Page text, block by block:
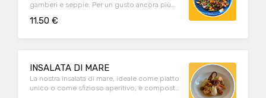
gamberi e seppie. Per un gusto ancora più
carote, fagiolini, zucchine, piselli, lenticchie
11.50 €
INSALATA DI MARE
La nostra insalata di mare, ideale come piatto
unico o come sfizioso aperitivo, è composta